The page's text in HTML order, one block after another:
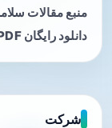
منبع مقالات
دانلود رایگان PDF کتاب‌های پزشکی.
شرکت